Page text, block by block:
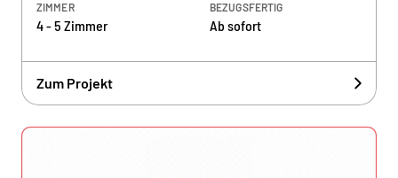
ZIMMER
4 - 5 Zimmer
BEZUGSFERTIG
Ab sofort
Zum Projekt